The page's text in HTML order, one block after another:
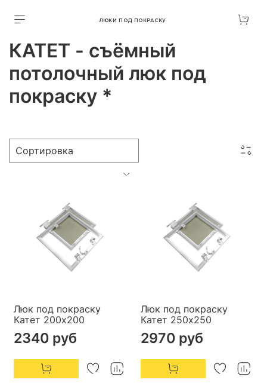
ЛЮКИ ПОД ПОКРАСКУ
КАТЕТ - съёмный
потолочный люк под
покраску *
Люк под покраску
Катет 200х200
2340 руб
Люк под покраску
Катет 250х250
2970 руб